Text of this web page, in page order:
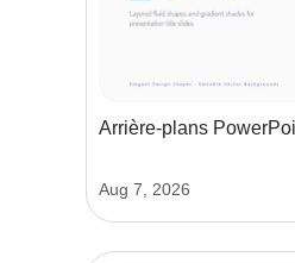
Arrière-plans
Aug 7, 2026